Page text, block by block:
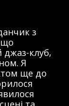
з
що
клуб,
Я
ще до